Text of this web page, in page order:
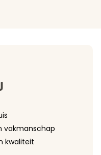
vakmanschap
kwaliteit